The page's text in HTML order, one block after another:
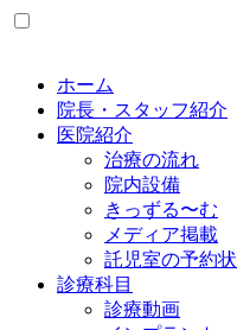
ホーム
院長・スタッフ紹介
医院紹介
治療の流れ
院内設備
きっずる〜む
メディア掲載
託児室の予約
診療科目
診療動画